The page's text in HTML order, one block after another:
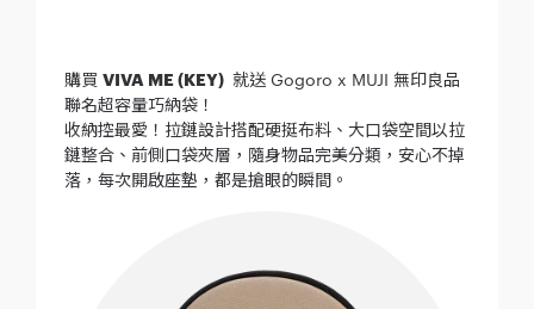
購買 VIVA ME (KEY) 就送 Gogoro x MUJI 無印良品
聯名超容量巧納袋！
收納控最愛！拉鏈設計搭配硬挺布料、大口袋空間以拉
鏈整合、前側口袋夾層，隨身物品完美分類，安心不掉
落，每次開啟座墊，都是搶眼的瞬間。